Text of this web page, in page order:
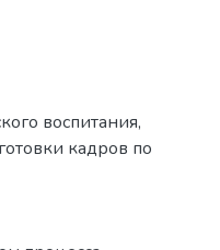
воспитания,
кадров по